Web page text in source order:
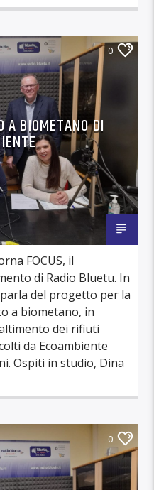
0
A BIOMETANO DI
FOCUS, il
di Radio Bluetu. In
del progetto per la
a biometano, in
dei rifiuti
da Ecoambiente
Ospiti in studio, Dina
0